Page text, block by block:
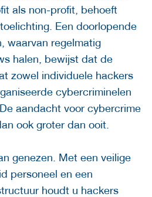
als non-profit, behoeft
Een doorlopende
waarvan regelmatig
halen, bewijst dat de
zowel individuele hackers
cybercriminelen
aandacht voor cybercrime
ook groter dan ooit.
genezen. Met een veilige
personeel en een
houdt u hackers